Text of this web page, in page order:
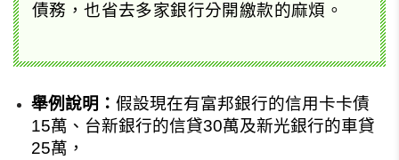
債務，也省去多家銀行分開繳款的麻煩。
舉例說明： 假設現在有富邦銀行的信用卡卡債
15萬、台新銀行的信貸30萬及新光銀行的車貸
25萬，